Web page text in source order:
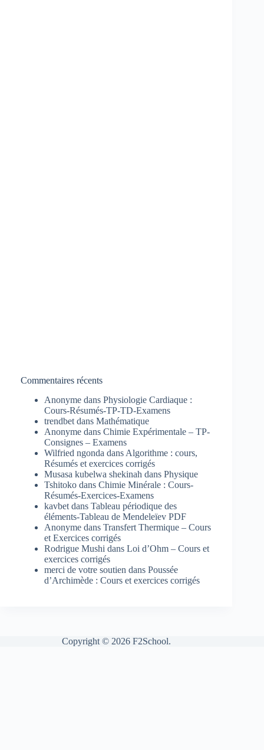
Commentaires récents
Anonyme dans Physiologie Cardiaque :
Cours-Résumés-TP-TD-Examens
trendbet dans Mathématique
Anonyme dans Chimie Expérimentale – TP-
Consignes – Examens
Wilfried ngonda dans Algorithme : cours,
Résumés et exercices corrigés
Musasa kubelwa shekinah dans Physique
Tshitoko dans Chimie Minérale : Cours-
Résumés-Exercices-Examens
kavbet dans Tableau périodique des
éléments-Tableau de Mendeleïev PDF
Anonyme dans Transfert Thermique – Cours
et Exercices corrigés
Rodrigue Mushi dans Loi d’Ohm – Cours et
exercices corrigés
merci de votre soutien dans Poussée
d’Archimède : Cours et exercices corrigés
Copyright © 2026 F2School.